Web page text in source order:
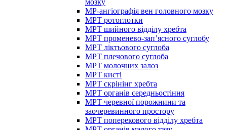
мозку
МР-ангіографія вен головного мозку
МРТ ротоглотки
МРТ шийного відділу хребта
МРТ променево-зап’ясного суглобу
МРТ ліктьового суглоба
МРТ плечового суглоба
МРТ молочних залоз
МРТ кисті
МРТ скрінінг хребта
МРТ органів середньостіння
МРТ черевної порожнини та
заочеревинного простору
МРТ поперекового відділу хребта